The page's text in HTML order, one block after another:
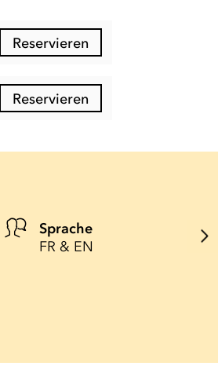
Reservieren
Reservieren
Sprache
FR & EN